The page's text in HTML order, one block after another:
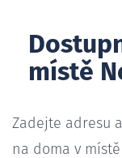
místě
Zadejte adresu
na doma v